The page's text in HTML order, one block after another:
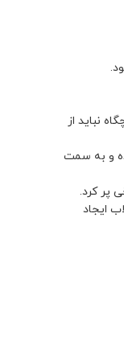
نباید از
و به سمت
پر کرد.
ایجاد